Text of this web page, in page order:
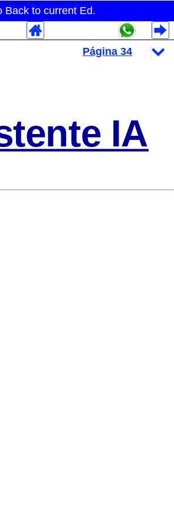
Back to current Ed.
IA
Rubros